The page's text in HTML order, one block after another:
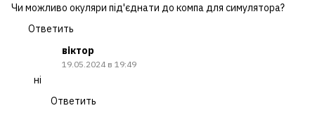
Чи можливо окуляри під'єднати до компа для симулятора?
Ответить
віктор
19.05.2024 в 19:49
ні
Ответить